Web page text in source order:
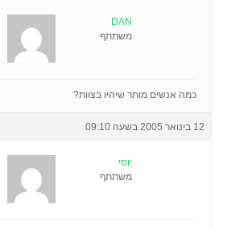
DAN
משתתף
כמה אנשים מותר שיהיו בצוות?
12 בינואר 2005 בשעה 09:10
יוסי
משתתף